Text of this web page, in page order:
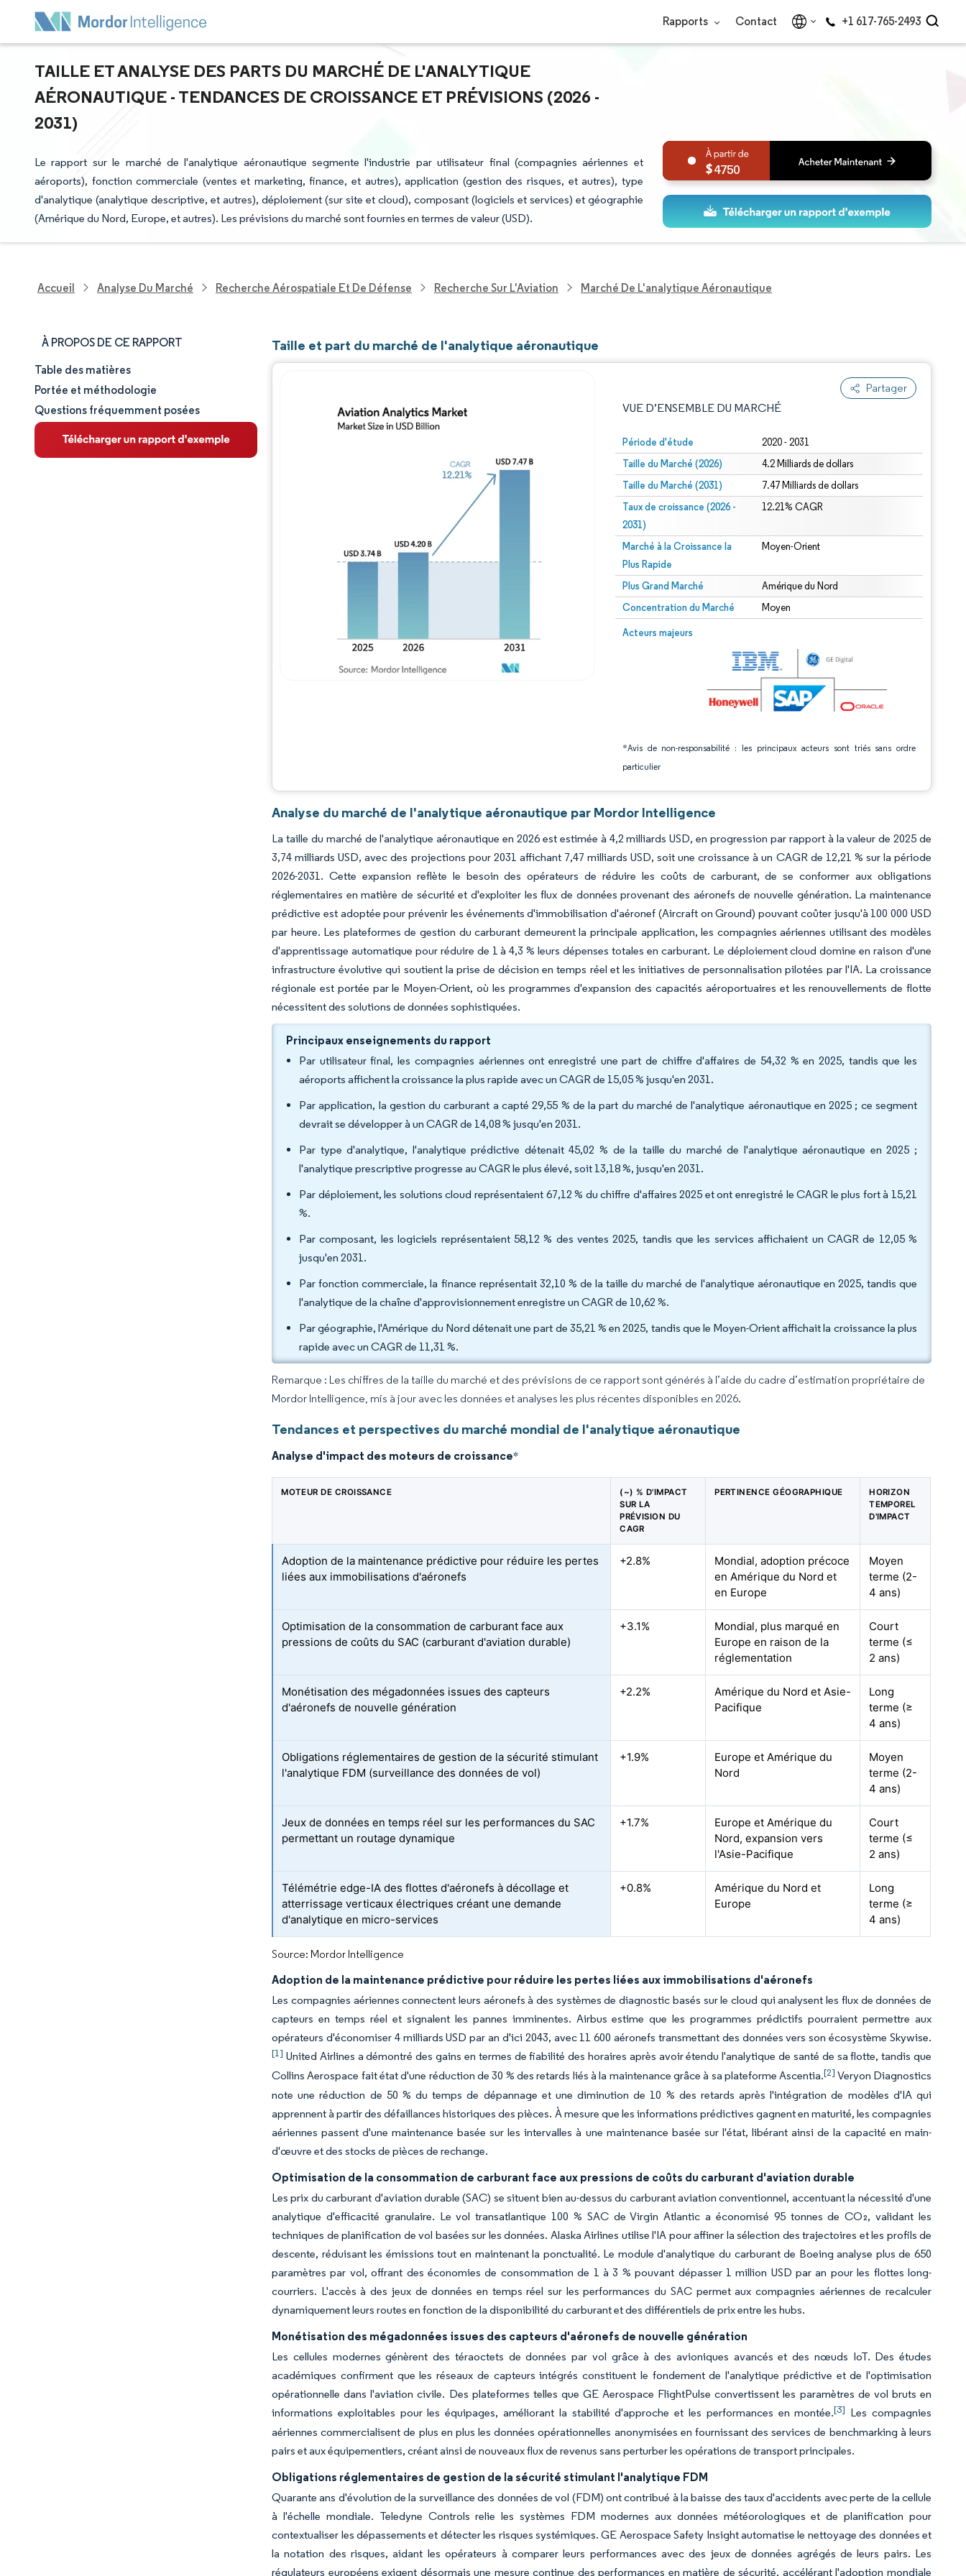
Rapports Contact +1 617-765-2493
TAILLE ET ANALYSE DES PARTS DU MARCHÉ DE L'ANALYTIQUE
AÉRONAUTIQUE - TENDANCES DE CROISSANCE ET PRÉVISIONS (2026 -
2031)
Le rapport sur le marché de l'analytique aéronautique segmente l'industrie par utilisateur final (compagnies aériennes et
aéroports), fonction commerciale (ventes et marketing, finance, et autres), application (gestion des risques, et autres), type
d'analytique (analytique descriptive, et autres), déploiement (sur site et cloud), composant (logiciels et services) et géographie
(Amérique du Nord, Europe, et autres). Les prévisions du marché sont fournies en termes de valeur (USD).
4750
Accueil Analyse Du Marché Recherche Aérospatiale Et De Défense Recherche Sur L'Aviation Marché De L'analytique Aéronautique
À PROPOS DE CE RAPPORT
Taille et part de marché
Analyse du marché
Tendances et perspectives
Table des matières
Portée et méthodologie
Questions fréquemment posées
Taille et part du marché de l'analytique aéronautique
Partager
VUE D’ENSEMBLE DU MARCHÉ
Période d'étude 2020 - 2031
Taille du Marché (2026) 4.2 Milliards de dollars
Taille du Marché (2031) 7.47 Milliards de dollars
Taux de croissance (2026 -
2031)
12.21% CAGR
Marché à la Croissance la
Plus Rapide
Moyen-Orient
Plus Grand Marché Amérique du Nord
Concentration du Marché Moyen
Acteurs majeurs
*Avis de non-responsabilité : les principaux acteurs sont triés sans ordre
particulier
Image © Mordor Intelligence. La réutilisation nécessite une attribution sous CC BY 4.0.
Image © Mordor Intelligence. La réutilisation nécessite une attribution sous CC BY 4.0.
Analyse du marché de l'analytique aéronautique par Mordor Intelligence
La taille du marché de l'analytique aéronautique en 2026 est estimée à 4,2 milliards USD, en progression par rapport à la valeur de 2025 de
3,74 milliards USD, avec des projections pour 2031 affichant 7,47 milliards USD, soit une croissance à un CAGR de 12,21 % sur la période
2026-2031. Cette expansion reflète le besoin des opérateurs de réduire les coûts de carburant, de se conformer aux obligations
réglementaires en matière de sécurité et d'exploiter les flux de données provenant des aéronefs de nouvelle génération. La maintenance
prédictive est adoptée pour prévenir les événements d'immobilisation d'aéronef (Aircraft on Ground) pouvant coûter jusqu'à 100 000 USD
par heure. Les plateformes de gestion du carburant demeurent la principale application, les compagnies aériennes utilisant des modèles
d'apprentissage automatique pour réduire de 1 à 4,3 % leurs dépenses totales en carburant. Le déploiement cloud domine en raison d'une
infrastructure évolutive qui soutient la prise de décision en temps réel et les initiatives de personnalisation pilotées par l'IA. La croissance
régionale est portée par le Moyen-Orient, où les programmes d'expansion des capacités aéroportuaires et les renouvellements de flotte
nécessitent des solutions de données sophistiquées.
Principaux enseignements du rapport
Par utilisateur final, les compagnies aériennes ont enregistré une part de chiffre d'affaires de 54,32 % en 2025, tandis que les
aéroports affichent la croissance la plus rapide avec un CAGR de 15,05 % jusqu'en 2031.
Par application, la gestion du carburant a capté 29,55 % de la part du marché de l'analytique aéronautique en 2025 ; ce segment
devrait se développer à un CAGR de 14,08 % jusqu'en 2031.
Par type d'analytique, l'analytique prédictive détenait 45,02 % de la taille du marché de l'analytique aéronautique en 2025 ;
l'analytique prescriptive progresse au CAGR le plus élevé, soit 13,18 %, jusqu'en 2031.
Par déploiement, les solutions cloud représentaient 67,12 % du chiffre d'affaires 2025 et ont enregistré le CAGR le plus fort à 15,21
%.
Par composant, les logiciels représentaient 58,12 % des ventes 2025, tandis que les services affichaient un CAGR de 12,05 %
jusqu'en 2031.
Par fonction commerciale, la finance représentait 32,10 % de la taille du marché de l'analytique aéronautique en 2025, tandis que
l'analytique de la chaîne d'approvisionnement enregistre un CAGR de 10,62 %.
Par géographie, l'Amérique du Nord détenait une part de 35,21 % en 2025, tandis que le Moyen-Orient affichait la croissance la plus
rapide avec un CAGR de 11,31 %.
Remarque : Les chiffres de la taille du marché et des prévisions de ce rapport sont générés à l’aide du cadre d’estimation propriétaire de
Mordor Intelligence, mis à jour avec les données et analyses les plus récentes disponibles en 2026.
Tendances et perspectives du marché mondial de l'analytique aéronautique
Analyse d'impact des moteurs de croissance*
MOTEUR DE CROISSANCE
(~) % D'IMPACT
SUR LA
PRÉVISION DU
CAGR
PERTINENCE GÉOGRAPHIQUE
HORIZON
TEMPOREL
D'IMPACT
Adoption de la maintenance prédictive pour réduire les pertes
liées aux immobilisations d'aéronefs
+2.8%
Mondial, adoption précoce
en Amérique du Nord et
en Europe
Moyen
terme (2-
4 ans)
Optimisation de la consommation de carburant face aux
pressions de coûts du SAC (carburant d'aviation durable)
+3.1%
Mondial, plus marqué en
Europe en raison de la
réglementation
Court
terme (≤
2 ans)
Monétisation des mégadonnées issues des capteurs
d'aéronefs de nouvelle génération
+2.2%
Amérique du Nord et Asie-
Pacifique
Long
terme (≥
4 ans)
Obligations réglementaires de gestion de la sécurité stimulant
l'analytique FDM (surveillance des données de vol)
+1.9%
Europe et Amérique du
Nord
Moyen
terme (2-
4 ans)
Jeux de données en temps réel sur les performances du SAC
permettant un routage dynamique
+1.7%
Europe et Amérique du
Nord, expansion vers
l'Asie-Pacifique
Court
terme (≤
2 ans)
Télémétrie edge-IA des flottes d'aéronefs à décollage et
atterrissage verticaux électriques créant une demande
d'analytique en micro-services
+0.8%
Amérique du Nord et
Europe
Long
terme (≥
4 ans)
Source: Mordor Intelligence
Adoption de la maintenance prédictive pour réduire les pertes liées aux immobilisations d'aéronefs
Les compagnies aériennes connectent leurs aéronefs à des systèmes de diagnostic basés sur le cloud qui analysent les flux de données de
capteurs en temps réel et signalent les pannes imminentes. Airbus estime que les programmes prédictifs pourraient permettre aux
opérateurs d'économiser 4 milliards USD par an d'ici 2043, avec 11 600 aéronefs transmettant des données vers son écosystème Skywise.
[1] United Airlines a démontré des gains en termes de fiabilité des horaires après avoir étendu l'analytique de santé de sa flotte, tandis que
Collins Aerospace fait état d'une réduction de 30 % des retards liés à la maintenance grâce à sa plateforme Ascentia.[2] Veryon Diagnostics
note une réduction de 50 % du temps de dépannage et une diminution de 10 % des retards après l'intégration de modèles d'IA qui
apprennent à partir des défaillances historiques des pièces. À mesure que les informations prédictives gagnent en maturité, les compagnies
aériennes passent d'une maintenance basée sur les intervalles à une maintenance basée sur l'état, libérant ainsi de la capacité en main-
d'œuvre et des stocks de pièces de rechange.
Optimisation de la consommation de carburant face aux pressions de coûts du carburant d'aviation durable
Les prix du carburant d'aviation durable (SAC) se situent bien au-dessus du carburant aviation conventionnel, accentuant la nécessité d'une
analytique d'efficacité granulaire. Le vol transatlantique 100 % SAC de Virgin Atlantic a économisé 95 tonnes de CO₂, validant les
techniques de planification de vol basées sur les données. Alaska Airlines utilise l'IA pour affiner la sélection des trajectoires et les profils de
descente, réduisant les émissions tout en maintenant la ponctualité. Le module d'analytique du carburant de Boeing analyse plus de 650
paramètres par vol, offrant des économies de consommation de 1 à 3 % pouvant dépasser 1 million USD par an pour les flottes long-
courriers. L'accès à des jeux de données en temps réel sur les performances du SAC permet aux compagnies aériennes de recalculer
dynamiquement leurs routes en fonction de la disponibilité du carburant et des différentiels de prix entre les hubs.
Monétisation des mégadonnées issues des capteurs d'aéronefs de nouvelle génération
Les cellules modernes génèrent des téraoctets de données par vol grâce à des avioniques avancés et des nœuds IoT. Des études
académiques confirment que les réseaux de capteurs intégrés constituent le fondement de l'analytique prédictive et de l'optimisation
opérationnelle dans l'aviation civile. Des plateformes telles que GE Aerospace FlightPulse convertissent les paramètres de vol bruts en
informations exploitables pour les équipages, améliorant la stabilité d'approche et les performances en montée.[3] Les compagnies
aériennes commercialisent de plus en plus les données opérationnelles anonymisées en fournissant des services de benchmarking à leurs
pairs et aux équipementiers, créant ainsi de nouveaux flux de revenus sans perturber les opérations de transport principales.
Obligations réglementaires de gestion de la sécurité stimulant l'analytique FDM
Quarante ans d'évolution de la surveillance des données de vol (FDM) ont contribué à la baisse des taux d'accidents avec perte de la cellule
à l'échelle mondiale. Teledyne Controls relie les systèmes FDM modernes aux données météorologiques et de planification pour
contextualiser les dépassements et détecter les risques systémiques. GE Aerospace Safety Insight automatise le nettoyage des données et
la notation des risques, aidant les opérateurs à comparer leurs performances avec des jeux de données agrégés de leurs pairs. Les
régulateurs européens exigent désormais une mesure continue des performances en matière de sécurité, accélérant l'adoption mondiale